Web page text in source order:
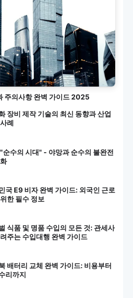
주의사항 완벽 가이드 2025
장비 제작 기술의 최신 동향과 산업
례
순수의 시대" - 야망과 순수의 불완전
국 E9 비자 완벽 가이드: 외국인 근로
한 필수 정보
식품 및 명품 수입의 모든 것: 관세사
주는 수입대행 완벽 가이드
배터리 교체 완벽 가이드: 비용부터
리까지